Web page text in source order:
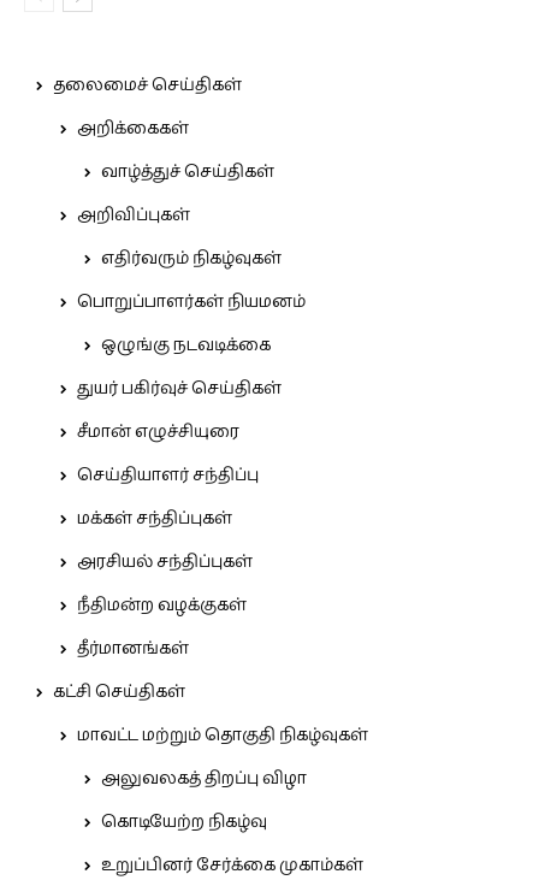
தலைமைச் செய்திகள்
அறிக்கைகள்
வாழ்த்துச் செய்திகள்
அறிவிப்புகள்
எதிர்வரும் நிகழ்வுகள்
பொறுப்பாளர்கள் நியமனம்
ஒழுங்கு நடவடிக்கை
துயர் பகிர்வுச் செய்திகள்
சீமான் எழுச்சியுரை
செய்தியாளர் சந்திப்பு
மக்கள் சந்திப்புகள்
அரசியல் சந்திப்புகள்
நீதிமன்ற வழக்குகள்
தீர்மானங்கள்
கட்சி செய்திகள்
மாவட்ட மற்றும் தொகுதி நிகழ்வுகள்
அலுவலகத் திறப்பு விழா
கொடியேற்ற நிகழ்வு
உறுப்பினர் சேர்க்கை முகாம்கள்